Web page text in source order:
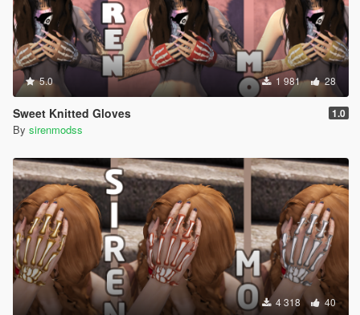
5.0 1 981 28
Sweet Knitted Gloves 1.0
By sirenmodss
4 318 40